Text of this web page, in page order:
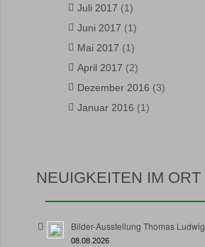
Juli 2017 (1)
Juni 2017 (1)
Mai 2017 (1)
April 2017 (2)
Dezember 2016 (3)
Januar 2016 (1)
NEUIGKEITEN IM ORT
Bilder-Ausstellung Thomas Ludwig
08.08.2026